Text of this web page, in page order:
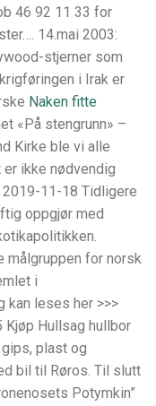
46 92 11 33 for
14.mai 2003:
stjerner som
i Irak er
Naken fitte
«På stengrunn» –
Kirke ble vi alle
ikke nødvendig
11-18 Tidligere
oppgjør med
målgruppen for norsk
i
kan leses her >>>
Kjøp Hullsag hullbor
plast og
bil til Røros. Til slutt
Potymkin”